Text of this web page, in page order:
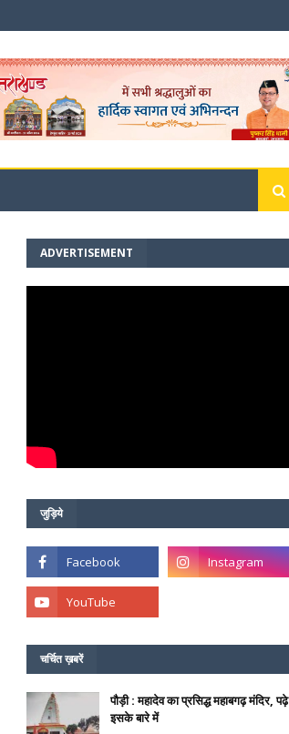
ADVERTISEMENT
जुड़िये
चर्चित ख़बरें
पौड़ी : महादेव का प्रसिद्ध महाबगढ़ मंदिर, पढ़े
इसके बारे में